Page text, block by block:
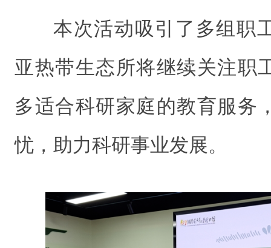
本次活动吸引了多组职
亚热带生态所将继续关注职
多适合科研家庭的教育服务
忧，助力科研事业发展。